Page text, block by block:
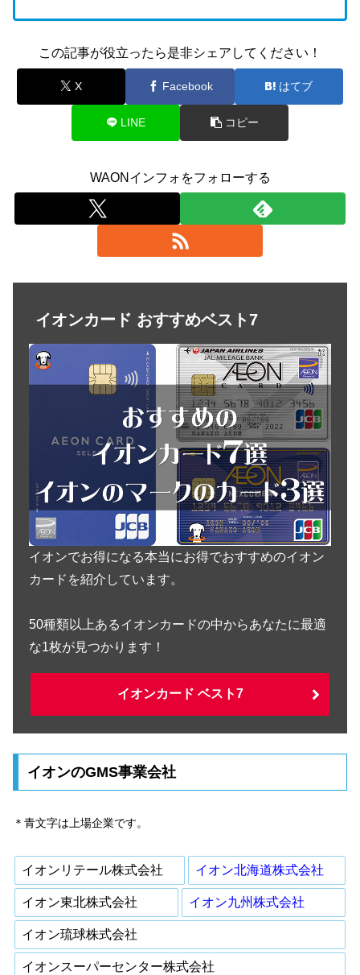
この記事が役立ったら是非シェアしてください！
X Facebook はてブ
LINE コピー
WAONインフォをフォローする
イオンカード おすすめベスト7
イオンでお得になる本当にお得でおすすめのイオン
カードを紹介しています。
50種類以上あるイオンカードの中からあなたに最適
な1枚が見つかります！
イオンカード ベスト7
イオンのGMS事業会社
＊青文字は上場企業です。
イオンリテール株式会社 イオン北海道株式会社
イオン東北株式会社 イオン九州株式会社
イオン琉球株式会社
イオンスーパーセンター株式会社